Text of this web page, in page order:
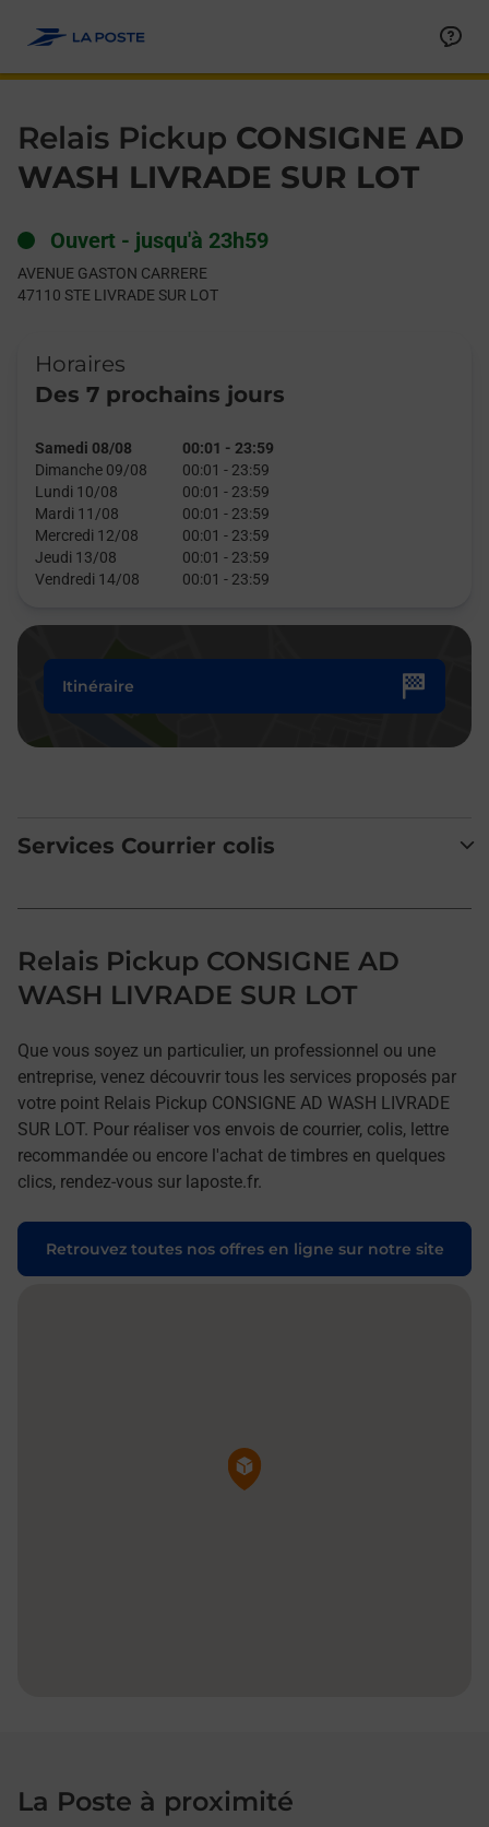
Relais Pickup CONSIGNE AD
WASH LIVRADE SUR LOT
Ouvert - jusqu'à 23h59
AVENUE GASTON CARRERE
47110 STE LIVRADE SUR LOT
Horaires
Des 7 prochains jours
Samedi 08/08 00:01 - 23:59
Dimanche 09/08
00:01 - 23:59
Lundi 10/08
00:01 - 23:59
Mardi 11/08
00:01 - 23:59
Mercredi 12/08
00:01 - 23:59
Jeudi 13/08
00:01 - 23:59
Vendredi 14/08
00:01 - 23:59
Itinéraire
Services Courrier colis
Relais Pickup CONSIGNE AD
WASH LIVRADE SUR LOT
Que vous soyez un particulier, un professionnel ou une
entreprise, venez découvrir tous les services proposés par
votre point Relais Pickup CONSIGNE AD WASH LIVRADE
SUR LOT. Pour réaliser vos envois de courrier, colis, lettre
recommandée ou encore l'achat de timbres en quelques
clics, rendez-vous sur laposte.fr.
Retrouvez toutes nos offres en ligne sur notre site
Pin de la carte
La Poste à proximité